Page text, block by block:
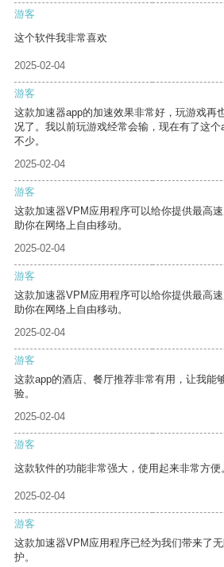
游客
这个软件我非常喜欢
2025-02-04
游客
这款加速器app的加速效果非常好，玩游戏再
况了。我以前玩游戏经常会输，现在有了这
不少。
2025-02-04
游客
这款加速器VPM应用程序可以给你提供最高
助你在网络上自由移动。
2025-02-04
游客
这款加速器VPM应用程序可以给你提供最高
助你在网络上自由移动。
2025-02-04
游客
这款app的酒店、餐厅推荐非常有用，让我能
验。
2025-02-04
游客
这款软件的功能非常强大，使用起来非常方便
2025-02-04
游客
这款加速器VPM应用程序已经为我们带来了
护。